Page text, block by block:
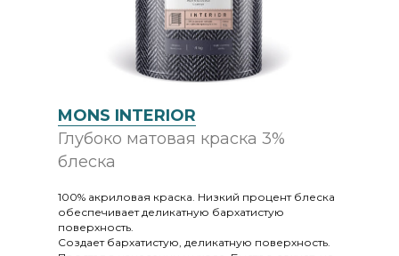
MONS INTERIOR
Глубоко матовая краска 3%
блеска
100% акриловая краска. Низкий процент блеска
обеспечивает деликатную бархатистую
поверхность.
Создает бархатистую, деликатную поверхность.